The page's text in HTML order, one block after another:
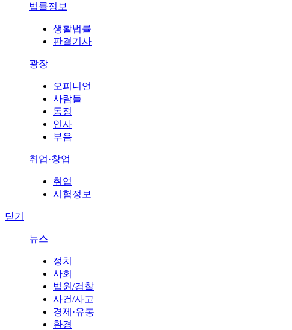
법률정보
생활법률
판결기사
광장
오피니언
사람들
동정
인사
부음
취업·창업
취업
시험정보
닫기
뉴스
정치
사회
법원/검찰
사건/사고
경제·유통
환경